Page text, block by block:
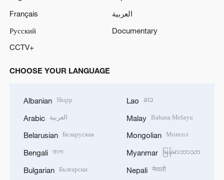
Français
العربية
Русский
Documentary
CCTV+
CHOOSE YOUR LANGUAGE
Albanian Shqip
Arabic العربية
Belarusian Беларуская
Bengali বাংলা
Bulgarian Български
Lao ລາວ
Malay Bahasa Melayu
Mongolian Монгол
Myanmar မြန်မာဘာသာ
Nepali नेपाली